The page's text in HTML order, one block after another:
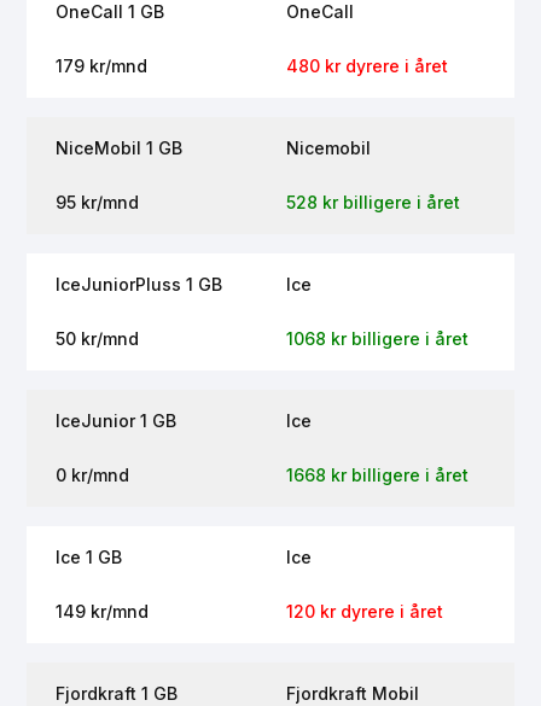
OneCall 1 GB OneCall
179 kr/mnd 480 kr dyrere i året
NiceMobil 1 GB Nicemobil
95 kr/mnd 528 kr billigere i året
IceJuniorPluss 1 GB Ice
50 kr/mnd 1068 kr billigere i året
IceJunior 1 GB Ice
0 kr/mnd 1668 kr billigere i året
Ice 1 GB Ice
149 kr/mnd 120 kr dyrere i året
Fjordkraft 1 GB Fjordkraft Mobil